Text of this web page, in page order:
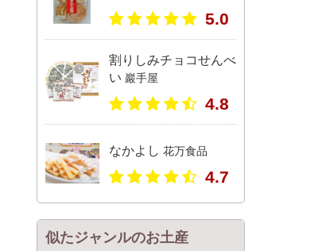
5.0
割りしみチョコせんべ
い 巖手屋
4.8
なかよし 花万食品
4.7
似たジャンルのお土産